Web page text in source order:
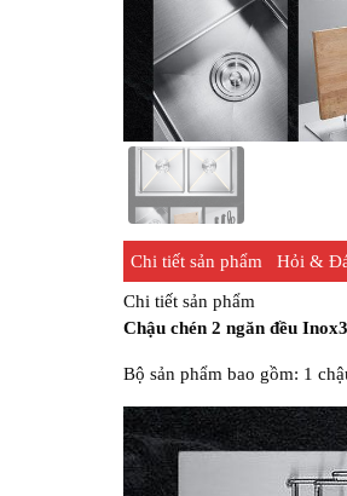
Chi tiết sản phẩm Hỏi &
Chi tiết sản phẩm
Chậu chén 2 ngăn đều
Bộ sản phẩm bao gồm: 1